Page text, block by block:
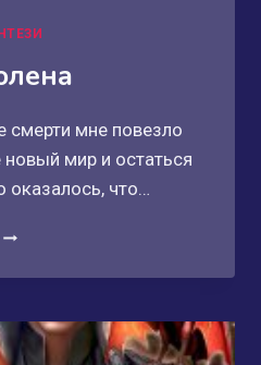
смерти мне повезло
мир и остаться
оказалось, что…
НАДЕЖДА